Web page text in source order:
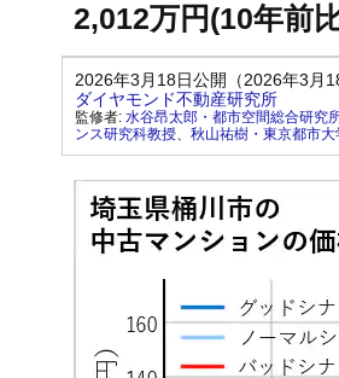
2,012万円(10年前
2026年3月18日公開（2026年3月
ダイヤモンド不動産研究所
監修者: 水谷昂太郎・都市空間総合研究
ンス研究科教授、 秋山祐樹・東京都市